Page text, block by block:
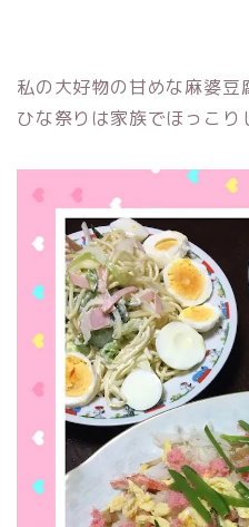
私の大好物の甘めな麻婆
ひな祭りは家族でほっこ